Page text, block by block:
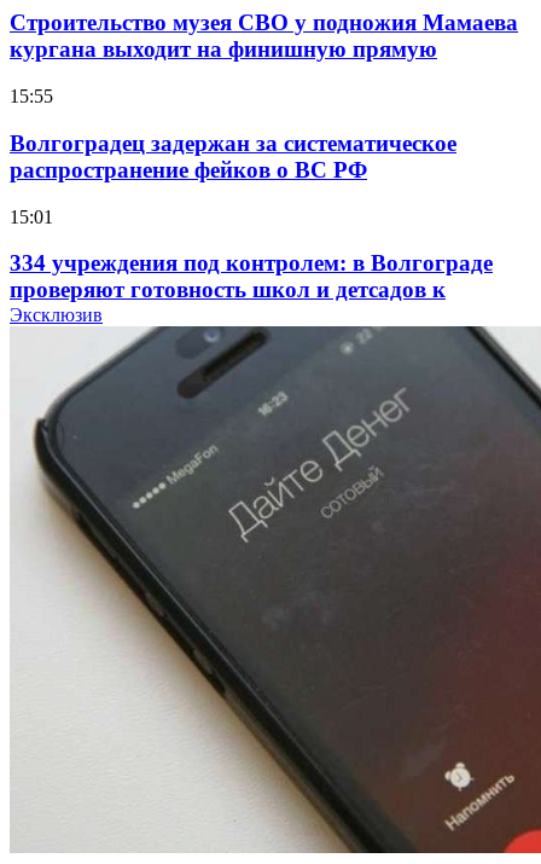
Строительство музея СВО у подножия Мамаева
кургана выходит на финишную прямую
15:55
Волгоградец задержан за систематическое
распространение фейков о ВС РФ
15:01
334 учреждения под контролем: в Волгограде
проверяют готовность школ и детсадов к
учебному году
Покушение на убийство в Волгограде: девушка
напала на незнакомую женщину с ножом
12:39
Сладкий праздник в Волгограде: в Центральном
парке прошёл фестиваль „Арбузный переполох“
Волгоградские компании нарастили экспорт:
заключены контракты на 3,6 млн долларов
Эксклюзив